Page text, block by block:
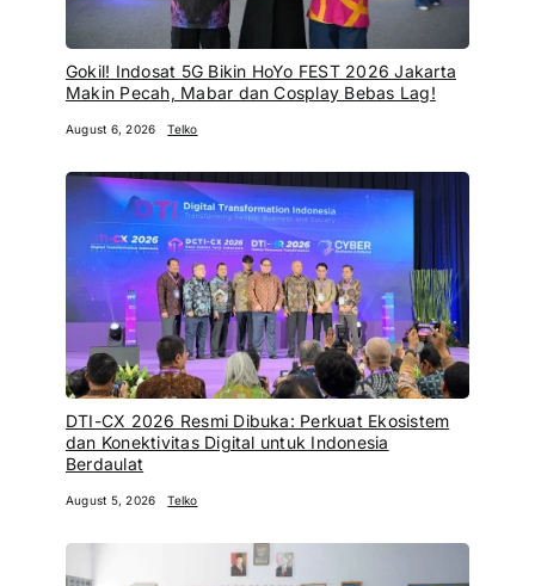
Gokil! Indosat 5G Bikin HoYo FEST 2026 Jakarta
Makin Pecah, Mabar dan Cosplay Bebas Lag!
August 6, 2026 Telko
DTI-CX 2026 Resmi Dibuka: Perkuat Ekosistem
dan Konektivitas Digital untuk Indonesia
Berdaulat
August 5, 2026 Telko